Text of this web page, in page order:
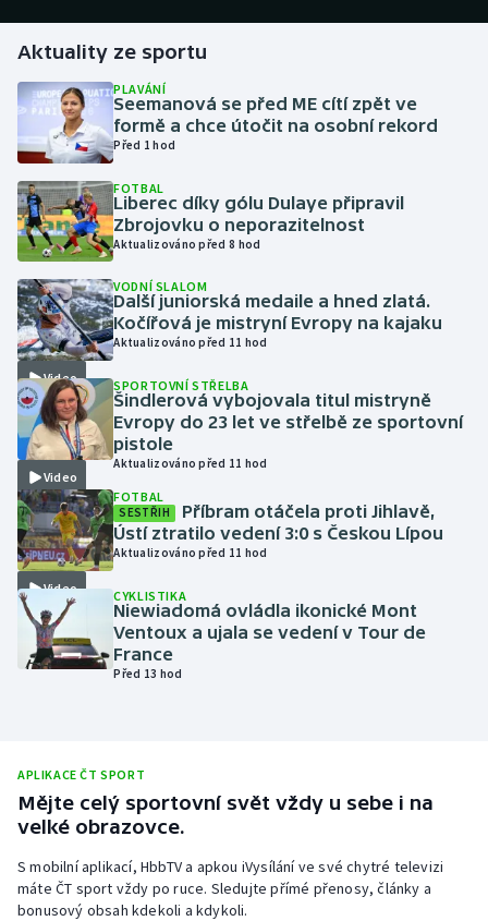
Gymnastika
Házená
Jezdectví
Judo
Krasobruslení
Lezení
Lyže a snowboard
Moderní pětiboj
Motorsport
Olympijské hry
Parasport
Plavání
Plážový volejbal
Short track
Aktuality ze sportu
PLAVÁNÍ
Seemanová se před ME cítí zpět ve
formě a chce útočit na osobní rekord
Před 1 hod
FOTBAL
Liberec díky gólu Dulaye připravil
Zbrojovku o neporazitelnost
Aktualizováno před 8 hod
Video
VODNÍ SLALOM
Další juniorská medaile a hned zlatá.
Kočířová je mistryní Evropy na kajaku
Aktualizováno před 11 hod
Video
SPORTOVNÍ STŘELBA
Šindlerová vybojovala titul mistryně
Evropy do 23 let ve střelbě ze sportovní
pistole
Aktualizováno před 11 hod
Video
FOTBAL
SESTŘIH
Příbram otáčela proti Jihlavě,
Ústí ztratilo vedení 3:0 s Českou Lípou
Aktualizováno před 11 hod
CYKLISTIKA
Niewiadomá ovládla ikonické Mont
Ventoux a ujala se vedení v Tour de
France
Před 13 hod
APLIKACE ČT SPORT
Mějte celý sportovní svět vždy u sebe i na
velké obrazovce.
S mobilní aplikací, HbbTV a apkou iVysílání ve své chytré televizi
máte ČT sport vždy po ruce. Sledujte přímé přenosy, články a
bonusový obsah kdekoli a kdykoli.